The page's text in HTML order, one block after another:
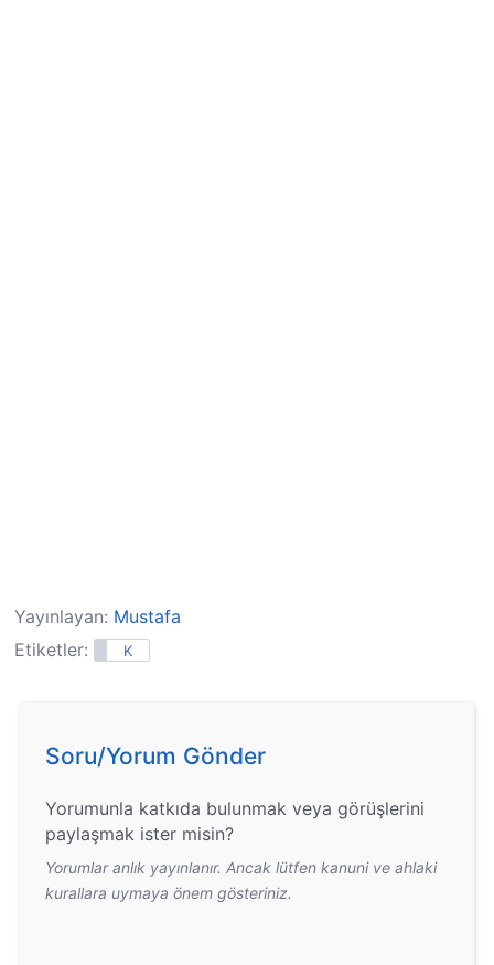
Yayınlayan: Mustafa
Etiketler:
K
Soru/Yorum Gönder
Yorumunla katkıda bulunmak veya görüşlerini
paylaşmak ister misin?
Yorumlar anlık yayınlanır. Ancak lütfen kanuni ve ahlaki
kurallara uymaya önem gösteriniz.